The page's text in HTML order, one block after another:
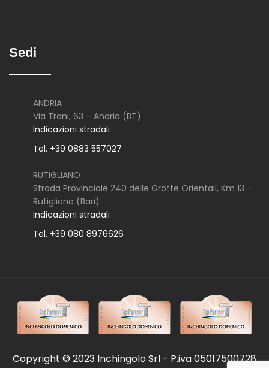
Sedi
ANDRIA
Via Trani, 63 – Andria (BT)
Indicazioni stradali
Tel. +39 0883 557027
RUTIGLIANO
Strada Provinciale 240 delle Grotte Orientali, Km 13 –
Rutigliano (Bari)
Indicazioni stradali
Tel. +39 080 8976626
Copyright © 2023 Inchingolo Srl - P.iva 05017500728